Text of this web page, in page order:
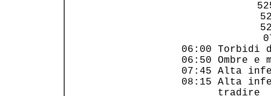
06:00
06:50
07:45
08:15 Alta